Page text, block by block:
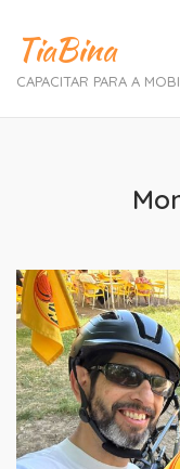
content
TiaBina
CAPACITAR PARA A